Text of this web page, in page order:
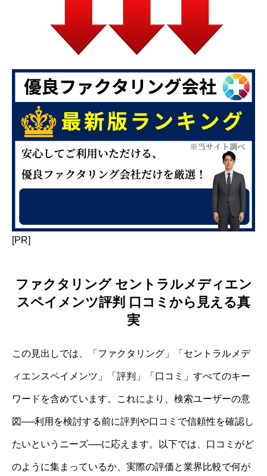
[PR]
ファクタリング セントラルメディエン
スペイメンツ評判 口コミから見える真
実
この見出しでは、「ファクタリング」「セントラルメデ
ィエンスペイメンツ」「評判」「口コミ」すべてのキー
ワードを含めています。これにより、検索ユーザーの意
図──利用を検討する前に評判や口コミで信頼性を確認し
たいというニーズ──に応えます。以下では、口コミがど
のように集まっているか、実際の評価と業界比較で何が